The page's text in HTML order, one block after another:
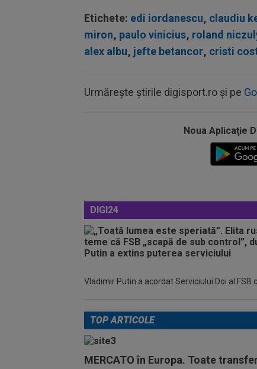
Etichete: edi iordanescu, claudiu
miron, paulo vinicius, roland
alex albu, jefte betancor, cristi
Urmărește știrile digisport.ro și pe
Noua Aplicaţie
DIGI24
Vladimir Putin a acordat Serviciului Doi al
TOP ARTICOLE
MERCATO în Europa. Toate